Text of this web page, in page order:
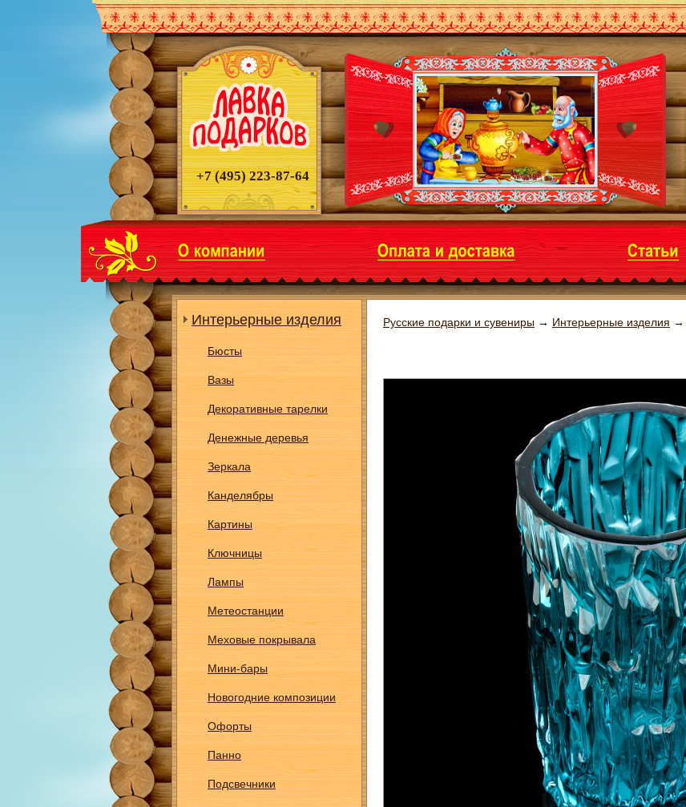
+7 (495) 223-87-64
Интерьерные изделия
Бюсты
Вазы
Декоративные тарелки
Денежные деревья
Зеркала
Канделябры
Картины
Ключницы
Лампы
Метеостанции
Меховые покрывала
Мини-бары
Новогодние композиции
Офорты
Панно
Подсвечники
Русские подарки и сувениры → Интерьерные изделия →